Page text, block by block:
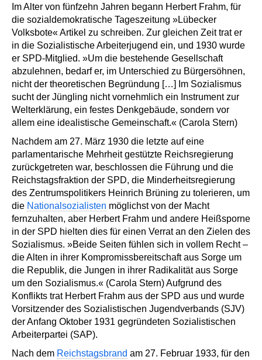
Im Alter von fünfzehn Jahren begann Herbert Frahm, für
die sozialdemokratische Tageszeitung »Lübecker
Volksbote« Artikel zu schreiben. Zur gleichen Zeit trat er
in die Sozialistische Arbeiterjugend ein, und 1930 wurde
er SPD-Mitglied. »Um die bestehende Gesellschaft
abzulehnen, bedarf er, im Unterschied zu Bürgersöhnen,
nicht der theoretischen Begründung […] Im Sozialismus
sucht der Jüngling nicht vornehmlich ein Instrument zur
Welterklärung, ein festes Denkgebäude, sondern vor
allem eine idealistische Gemeinschaft.« (Carola Stern)
Nachdem am 27. März 1930 die letzte auf eine
parlamentarische Mehrheit gestützte Reichsregierung
zurückgetreten war, beschlossen die Führung und die
Reichstagsfraktion der SPD, die Minderheitsregierung
des Zentrumspolitikers Heinrich Brüning zu tolerieren, um
die Nationalsozialisten möglichst von der Macht
fernzuhalten, aber Herbert Frahm und andere Heißsporne
in der SPD hielten dies für einen Verrat an den Zielen des
Sozialismus. »Beide Seiten fühlen sich in vollem Recht –
die Alten in ihrer Kompromissbereitschaft aus Sorge um
die Republik, die Jungen in ihrer Radikalität aus Sorge
um den Sozialismus.« (Carola Stern) Aufgrund des
Konflikts trat Herbert Frahm aus der SPD aus und wurde
Vorsitzender des Sozialistischen Jugendverbands (SJV)
der Anfang Oktober 1931 gegründeten Sozialistischen
Arbeiterpartei (SAP).
Nach dem Reichstagsbrand am 27. Februar 1933, für den